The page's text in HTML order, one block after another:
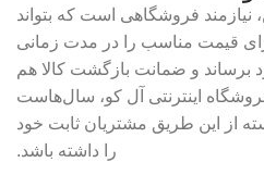
نیازمند فروشگاهی است که بتواند
قیمت مناسب را در مدت زمانی
برساند و ضمانت بازگشت کالا هم
اینترنتی آل کو، سال‌هاست
از این طریق مشتریان ثابت خود
را داشته باشد.